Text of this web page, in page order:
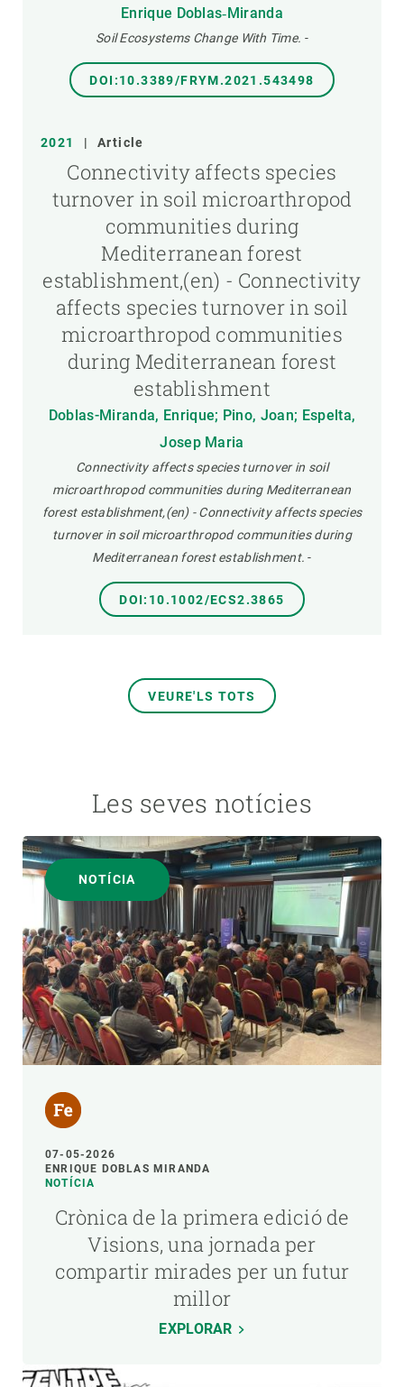
Enrique Doblas‐Miranda
Soil Ecosystems Change With Time. -
DOI:10.3389/FRYM.2021.543498
2021 | Article
Connectivity affects species
turnover in soil microarthropod
communities during
Mediterranean forest
establishment,(en) - Connectivity
affects species turnover in soil
microarthropod communities
during Mediterranean forest
establishment
Doblas-Miranda, Enrique; Pino, Joan; Espelta,
Josep Maria
Connectivity affects species turnover in soil
microarthropod communities during Mediterranean
forest establishment,(en) - Connectivity affects species
turnover in soil microarthropod communities during
Mediterranean forest establishment. -
DOI:10.1002/ECS2.3865
VEURE'LS TOTS
Les seves notícies
NOTÍCIA
07-05-2026
ENRIQUE DOBLAS MIRANDA
NOTÍCIA
Crònica de la primera edició de
Visions, una jornada per
compartir mirades per un futur
millor
EXPLORAR